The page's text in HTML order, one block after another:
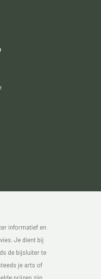
informatief en
Je dient bij
de bijsluiter te
je arts of